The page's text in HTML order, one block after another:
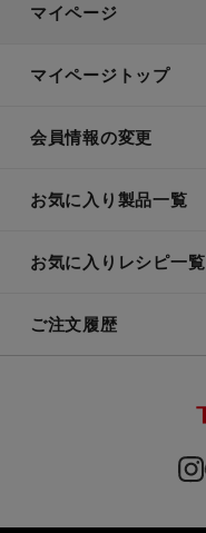
マイページ
マイページトップ
会員情報の変更
お気に入り製品一覧
お気に入りレシピ一覧
ご注文履歴